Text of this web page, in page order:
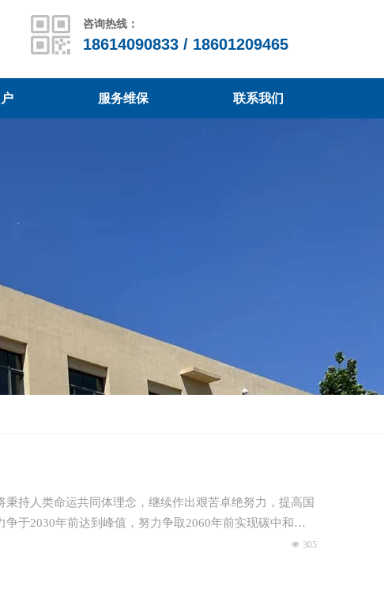
咨询热线：
18614090833 / 18601209465
服务维保 联系我们
持人类命运共同体理念，继续作出艰苦卓绝努力，提高国
于2030年前达到峰值，努力争取2060年前实现碳中和，
。
넶 305